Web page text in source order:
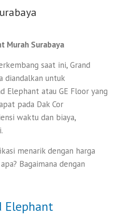
Murah Surabaya
saat ini, Grand
diandalkan untuk
Elephant atau GE Floor yang
pada Dak Cor
waktu dan biaya,
menarik dengan harga
Bagaimana dengan
Elephant